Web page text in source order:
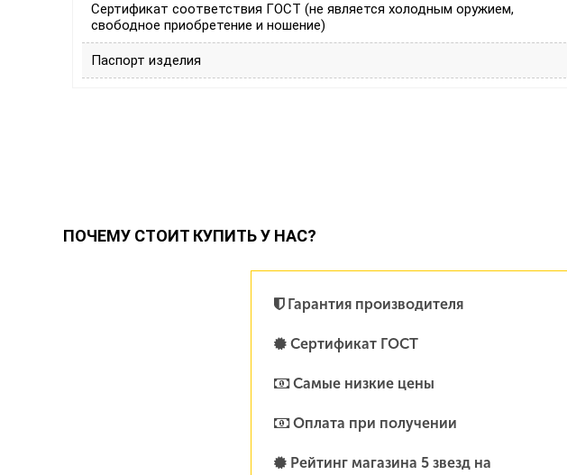
Сертификат соответствия ГОСТ (не является холодным оружием,
свободное приобретение и ношение)
Паспорт изделия
ПОЧЕМУ СТОИТ КУПИТЬ У НАС?
Гарантия производителя
Сертификат ГОСТ
Самые низкие цены
Оплата при получении
Рейтинг магазина 5 звезд на